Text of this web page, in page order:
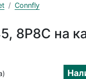
Connfly
8P8C на